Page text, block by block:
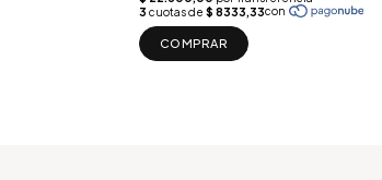
COMPRAR